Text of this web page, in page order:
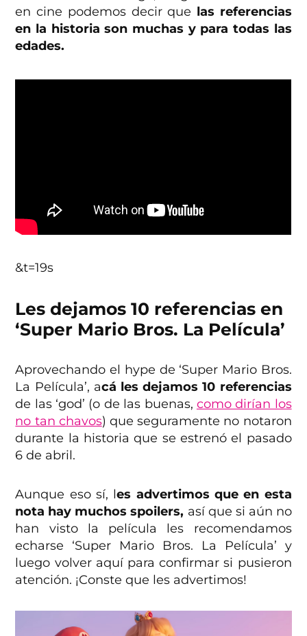
en cine podemos decir que las referencias
en la historia son muchas y para todas las
edades.
&t=19s
Les dejamos 10 referencias en
‘Super Mario Bros. La Película’
Aprovechando el hype de ‘Super Mario Bros.
La Película’, acá les dejamos 10 referencias
de las ‘god’ (o de las buenas, como dirían los
no tan chavos) que seguramente no notaron
durante la historia que se estrenó el pasado
6 de abril.
Aunque eso sí, les advertimos que en esta
nota hay muchos spoilers, así que si aún no
han visto la película les recomendamos
echarse ‘Super Mario Bros. La Película’ y
luego volver aquí para confirmar si pusieron
atención. ¡Conste que les advertimos!